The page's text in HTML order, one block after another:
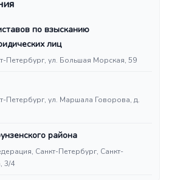
по взысканию
лиц
Петербург, ул. Большая Морская, 59
Петербург, ул. Маршала Говорова, д.
района
Санкт-Петербург, Санкт-
3/4